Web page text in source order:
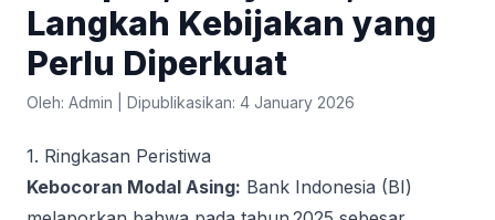
Langkah Kebijakan yang
Perlu Diperkuat
Oleh: Admin Dipublikasikan: 4 January 2026
1. Ringkasan Peristiwa
Kebocoran Modal Asing: Bank Indonesia (BI)